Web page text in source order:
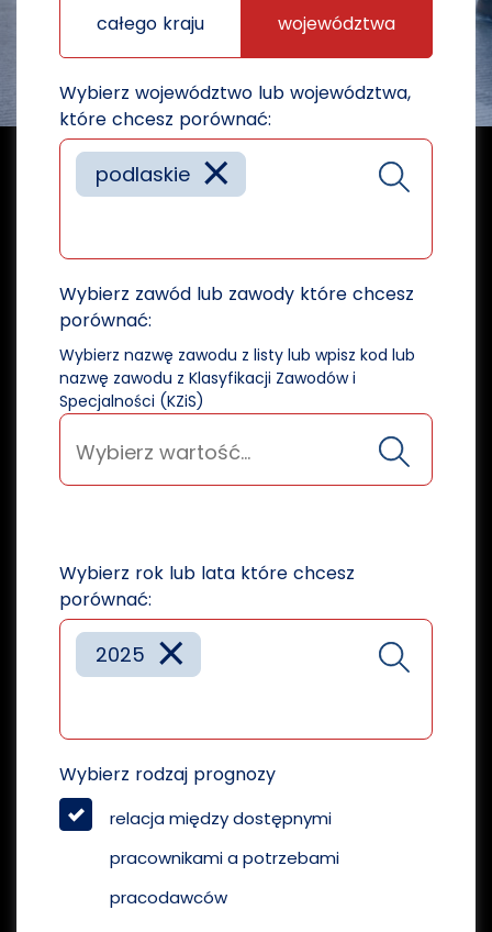
całego kraju województwa
Wybierz województwo lub województwa,
które chcesz porównać:
×
podlaskie
Wybierz zawód lub zawody które chcesz
porównać:
Wybierz nazwę zawodu z listy lub wpisz kod lub
nazwę zawodu z Klasyfikacji Zawodów i
Specjalności (KZiS)
Wybierz rok lub lata które chcesz
porównać:
×
2025
Wybierz rodzaj prognozy
relacja między dostępnymi
pracownikami a potrzebami
pracodawców